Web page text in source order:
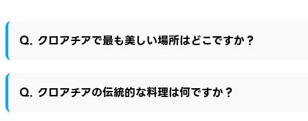
Q. クロアチアで最も美しい場所はどこですか？
Q. クロアチアの伝統的な料理は何ですか？